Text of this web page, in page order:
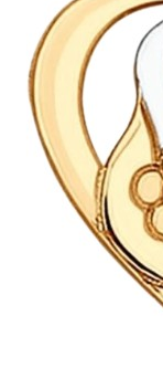
ремни
ромб
рыбки
самолёт
сердце